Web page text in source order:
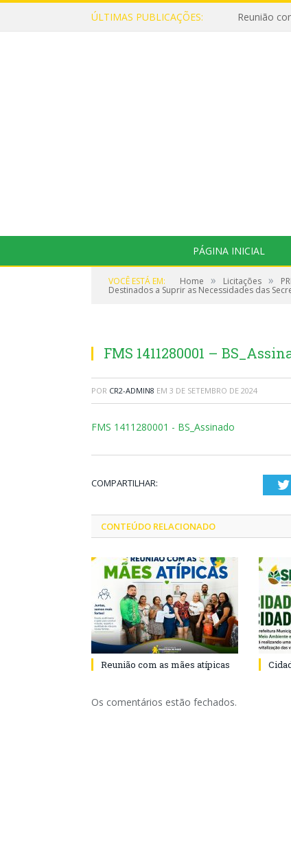
ÚLTIMAS PUBLICAÇÕES: Reunião
PÁGINA INICIAL
VOCÊ ESTÁ EM: Home » Licitações »
Destinados a Suprir as Necessidades das
FMS 1411280001 –
POR CR2-ADMIN8 EM 3 DE SETEMBRO DE 2024
FMS 1411280001 - BS_Assinado
COMPARTILHAR:
CONTEÚDO RELACIONADO
Reunião com as mães atípicas
Os comentários estão fechados.